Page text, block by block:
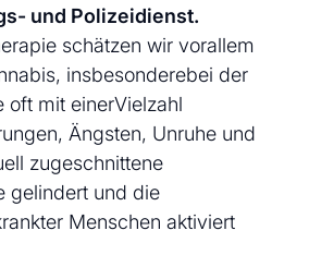
und Polizeidienst.
schätzen wir vorallem
insbesonderebei der
mit einerVielzahl
Ängsten, Unruhe und
zugeschnittene
gelindert und die
Menschen aktiviert